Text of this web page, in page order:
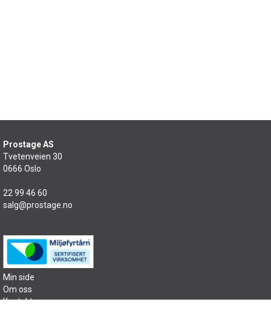
Prostage AS
Tvetenveien 30
0666 Oslo
22 99 46 60
salg@prostage.no
Min side
Om oss
Kontakt oss